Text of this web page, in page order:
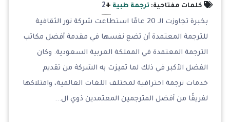
كلمات مفتاحية: ترجمة طبية +
2
بخبرة تجاوزت الـ 20 عامًا استطاعت شركة نور الثقافية
للترجمة المعتمدة أن تضع نفسها في مقدمة أفضل مكاتب
الترجمة المعتمدة في المملكة العربية السعودية. وكان
الفضل الأكبر في ذلك لما تميزت به الشركة من تقديم
خدمات ترجمة احترافية لمختلف اللغات العالمية، وامتلاكها
لفريقًا من أفضل المترجمين المعتمدين ذوي ال...